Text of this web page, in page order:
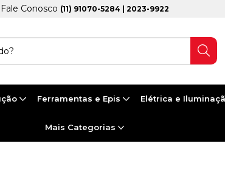
Fale Conosco (11) 91070-5284 | 2023-9922
Ferramentas e Epis Elétrica e
Mais Categorias